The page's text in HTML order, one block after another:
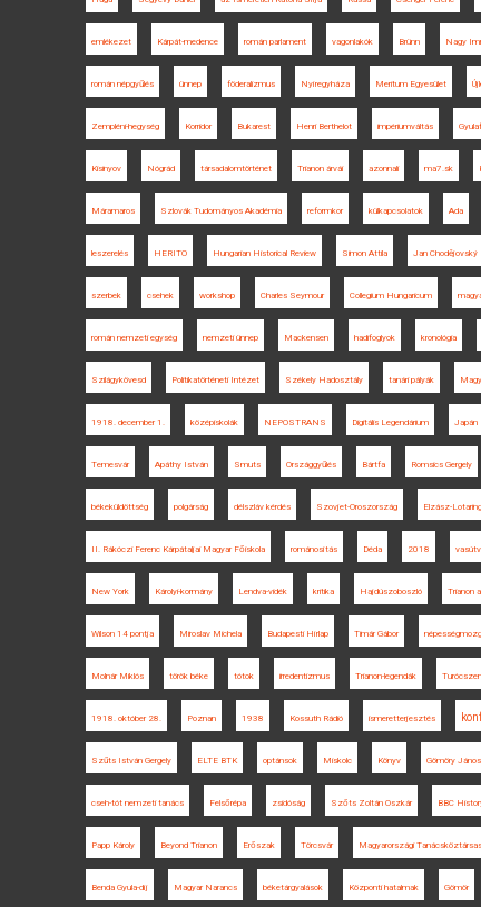
emlékezet Kárpát-medence román parlament vagonlakók Brünn Nagy
román népgyűlés ünnep föderalizmus Nyíregyháza Meritum Egyesület
Zempléni-hegység Korridor Bukarest Henri Berthelot impériumváltás
Kisinyov Nógrád társadalomtörténet Trianon árvái azonnali ma7.sk
Máramaros Szlovák Tudományos Akadémia reformkor külkapcsolatok Ada
leszerelés HERITO Hungarian Historical Review Simon Attila Jan Chodějovský
szerbek csehek workshop Charles Seymour Collegium Hungaricum
román nemzeti egység nemzeti ünnep Mackensen hadifoglyok kronológia
Szilágykövesd Politikatörténeti Intézet Székely Hadosztály tanári pályák
1918. december 1. középiskolák NEPOSTRANS Digitális Legendárium Japán
Temesvár Apáthy István Smuts Országgyűlés Bártfa Romsics Gergely
békeküldöttség polgárság délszláv kérdés Szovjet-Oroszország Elzász-
II. Rákóczi Ferenc Kárpátaljai Magyar Főiskola románosítás Déda 2018
New York Károlyi-kormány Lendva-vidék kritika Hajdúszoboszló Trianon
Wilson 14 pontja Miroslav Michela Budapesti Hírlap Timár Gábor
Molnár Miklós török béke tótok irredentizmus Trianon-legendák
1918. október 28. Poznan 1938 Kossuth Rádió ismeretterjesztés
Szűts István Gergely ELTE BTK optánsok Miskolc Könyv Gömöry János
cseh-tót nemzeti tanács Felsőrépa zsidóság Szőts Zoltán Oszkár BBC
Papp Károly Beyond Trianon Erőszak Törcsvár Magyarországi
Benda Gyula-díj Magyar Narancs béketárgyalások Központi hatalmak Gömör